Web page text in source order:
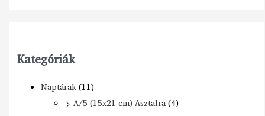
Kategóriák
Naptárak(11)
A/5 (15x21 cm) Asztalra(4)